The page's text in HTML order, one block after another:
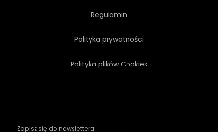
Regulamin
Polityka prywatności
Polityka plików Cookies
Zapisz się do newslettera